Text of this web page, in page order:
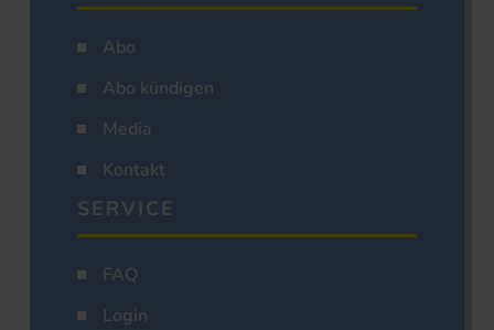
Abo
Abo kündigen
Media
Kontakt
SERVICE
FAQ
Login